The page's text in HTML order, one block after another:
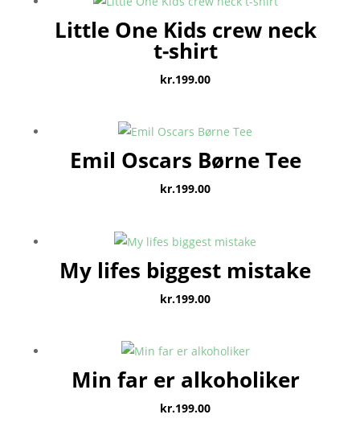
Little One Kids crew neck
t-shirt
kr.199.00
Emil Oscars Børne Tee
kr.199.00
My lifes biggest mistake
kr.199.00
Min far er alkoholiker
kr.199.00